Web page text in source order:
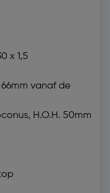
x 1,5
vanaf de
H.O.H. 50mm